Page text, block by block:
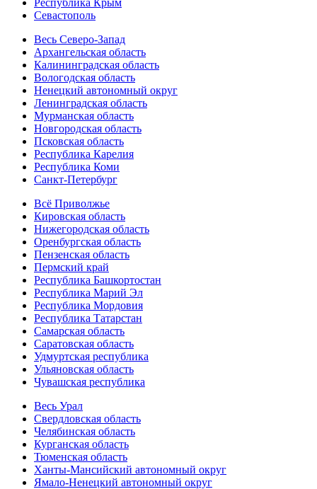
Республика Крым
Севастополь
Весь Северо-Запад
Архангельская область
Калининградская область
Вологодская область
Ненецкий автономный округ
Ленинградская область
Мурманская область
Новгородская область
Псковская область
Республика Карелия
Республика Коми
Санкт-Петербург
Всё Приволжье
Кировская область
Нижегородская область
Оренбургская область
Пензенская область
Пермский край
Республика Башкортостан
Республика Марий Эл
Республика Мордовия
Республика Татарстан
Самарская область
Саратовская область
Удмуртская республика
Ульяновская область
Чувашская республика
Весь Урал
Свердловская область
Челябинская область
Курганская область
Тюменская область
Ханты-Мансийский автономный округ
Ямало-Ненецкий автономный округ